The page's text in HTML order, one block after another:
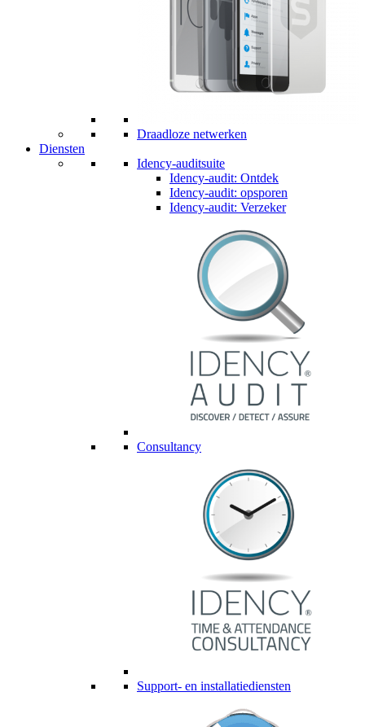
Draadloze netwerken
Diensten
Idency-auditsuite
Idency-audit: Ontdek
Idency-audit: opsporen
Idency-audit: Verzeker
Consultancy
Support- en installatiediensten